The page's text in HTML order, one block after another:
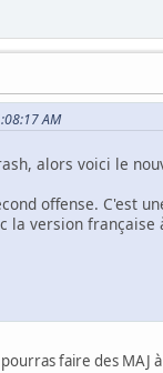
AM
alors voici le
offense. C'est
la version française
pourras faire des